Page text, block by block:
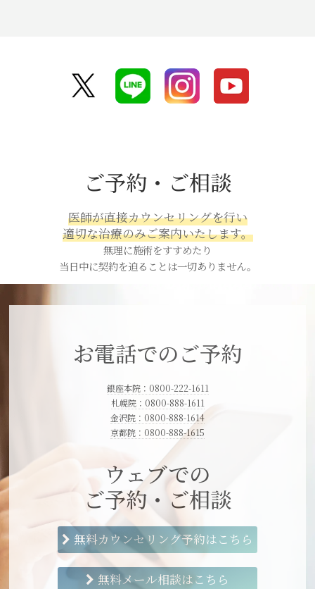
ご予約・ご相談
医師が直接カウンセリングを行い
適切な治療のみご案内いたします。
無理に施術をすすめたり
当日中に契約を迫ることは一切ありません。
お電話でのご予約
銀座本院：0800-222-1611
札幌院：0800-888-1611
金沢院：0800-888-1614
京都院：0800-888-1615
ウェブでの
ご予約・ご相談
無料カウンセリング予約はこちら
無料メール相談はこちら